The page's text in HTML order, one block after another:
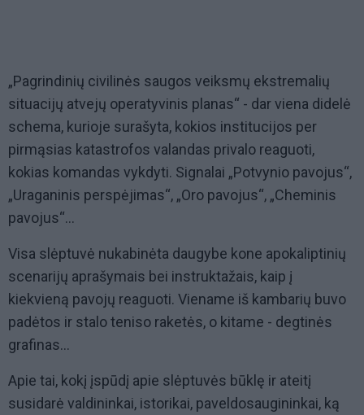
„Pagrindinių civilinės saugos veiksmų ekstremalių
situacijų atvejų operatyvinis planas“ - dar viena didelė
schema, kurioje surašyta, kokios institucijos per
pirmąsias katastrofos valandas privalo reaguoti,
kokias komandas vykdyti. Signalai „Potvynio pavojus“,
„Uraganinis perspėjimas“, „Oro pavojus“, „Cheminis
pavojus“...
Visa slėptuvė nukabinėta daugybe kone apokaliptinių
scenarijų aprašymais bei instruktažais, kaip į
kiekvieną pavojų reaguoti. Viename iš kambarių buvo
padėtos ir stalo teniso raketės, o kitame - degtinės
grafinas...
Apie tai, kokį įspūdį apie slėptuvės būklę ir ateitį
susidarė valdininkai, istorikai, paveldosaugininkai, ką